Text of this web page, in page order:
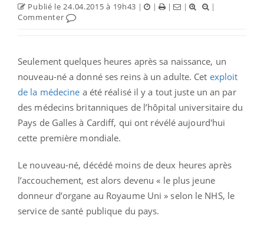
Publié le 24.04.2015 à 19h43 | | | |
|
Commenter
Seulement quelques heures après sa naissance, un
nouveau-né a donné ses reins à un adulte. Cet exploit
de la médecine a été réalisé il y a tout juste un an par
des médecins britanniques de l’hôpital universitaire du
Pays de Galles à Cardiff, qui ont révélé aujourd'hui
cette première mondiale.
Le nouveau-né, décédé moins de deux heures après
l’accouchement, est alors devenu « le plus jeune
donneur d’organe au Royaume Uni » selon le NHS, le
service de santé publique du pays.